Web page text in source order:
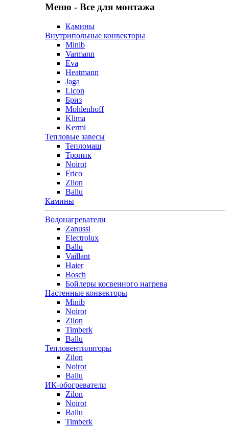
Меню - Все для монтажа
Камины
Внутрипольные конвекторы
Minib
Varmann
Eva
Heatmann
Jaga
Licon
Бриз
Mohlenhoff
Klima
Kermi
Тепловые завесы
Тепломаш
Тропик
Noirot
Frico
Zilon
Ballu
Камины
Водонагреватели
Zanussi
Electrolux
Ballu
Vaillant
Haier
Bosch
Бойлеры косвенного нагрева
Настенные конвекторы
Minib
Noirot
Zilon
Timberk
Ballu
Тепловентиляторы
Zilon
Noirot
Ballu
ИК-обогреватели
Zilon
Noirot
Ballu
Timberk